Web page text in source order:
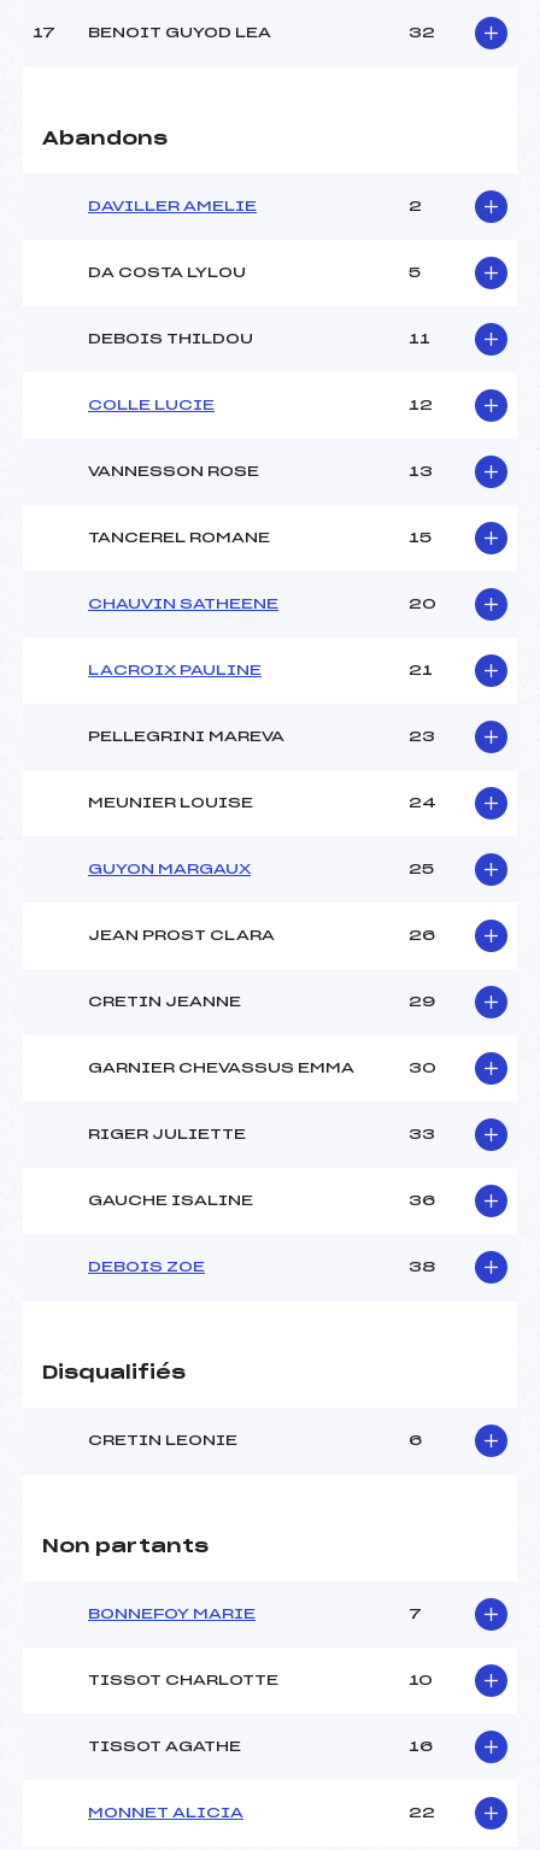
17 BENOIT GUYOD LEA 32
Abandons
DAVILLER AMELIE 2
DA COSTA LYLOU 5
DEBOIS THILDOU 11
COLLE LUCIE 12
VANNESSON ROSE 13
TANCEREL ROMANE 15
CHAUVIN SATHEENE 20
LACROIX PAULINE 21
PELLEGRINI MAREVA 23
MEUNIER LOUISE 24
GUYON MARGAUX 25
JEAN PROST CLARA 26
CRETIN JEANNE 29
GARNIER CHEVASSUS EMMA 30
RIGER JULIETTE 33
GAUCHE ISALINE 36
DEBOIS ZOE 38
Disqualifiés
CRETIN LEONIE 6
Non partants
BONNEFOY MARIE 7
TISSOT CHARLOTTE 10
TISSOT AGATHE 16
MONNET ALICIA 22